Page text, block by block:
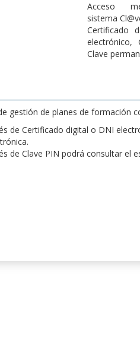
Acceso
sistema
Certificado
electrónico,
Clave
gestión de planes de formación
de Certificado digital o DNI
de Clave PIN podrá consultar el